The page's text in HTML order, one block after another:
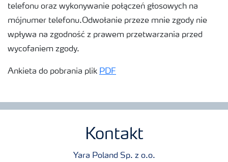
telefonu oraz wykonywanie połączeń głosowych na
mójnumer telefonu.Odwołanie przeze mnie zgody nie
wpływa na zgodność z prawem przetwarzania przed
wycofaniem zgody.
Ankieta do pobrania plik PDF
Kontakt
Yara Poland Sp. z o.o.